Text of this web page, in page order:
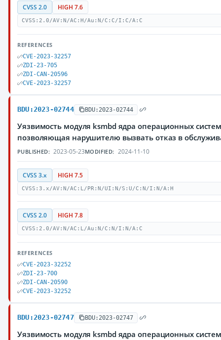
CVSS 2.0 HIGH 7.6
CVSS:2.0/AV:N/AC:H/Au:N/C:C/I:C/A:C
REFERENCES
CVE-2023-32257
ZDI-23-705
ZDI-CAN-20596
CVE-2023-32257
BDU:2023-02744 BDU:2023-02744
Уязвимость модуля ksmbd ядра операционных
позволяющая нарушителю вызвать отказ в
PUBLISHED: 2023-05-23MODIFIED: 2024-11-10
CVSS 3.x HIGH 7.5
CVSS:3.x/AV:N/AC:L/PR:N/UI:N/S:U/C:N/I:N/A:H
CVSS 2.0 HIGH 7.8
CVSS:2.0/AV:N/AC:L/Au:N/C:N/I:N/A:C
REFERENCES
CVE-2023-32252
ZDI-23-700
ZDI-CAN-20590
CVE-2023-32252
BDU:2023-02747 BDU:2023-02747
Уязвимость модуля ksmbd ядра операционных